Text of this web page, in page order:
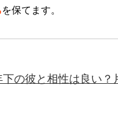
を保てます。
の彼と相性は良い